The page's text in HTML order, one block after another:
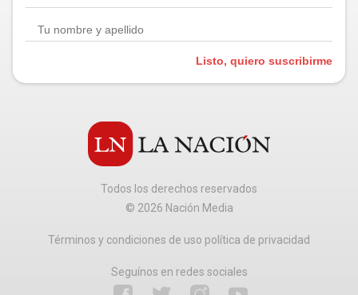
Listo, quiero suscribirme
Todos los derechos reservados
© 2026 Nación Media
Términos y condiciones de uso política de privacidad
Seguínos en redes sociales